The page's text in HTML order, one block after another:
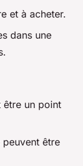
et à acheter.
dans une
être un point
être